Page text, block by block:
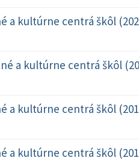
a kultúrne centrá škôl
a kultúrne centrá škôl
a kultúrne centrá škôl
a kultúrne centrá škôl